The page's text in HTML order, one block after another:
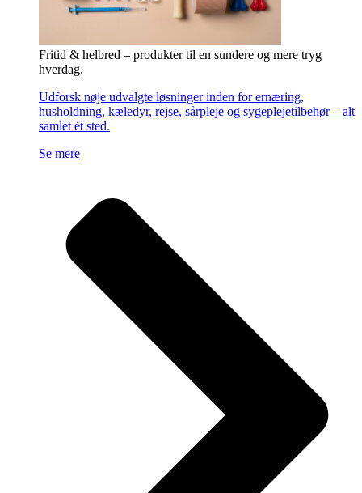
Fritid & helbred – produkter til en sundere og mere tryg
hverdag.
Udforsk nøje udvalgte løsninger inden for ernæring,
husholdning, kæledyr, rejse, sårpleje og sygeplejetilbehør – alt
samlet ét sted.
Se mere